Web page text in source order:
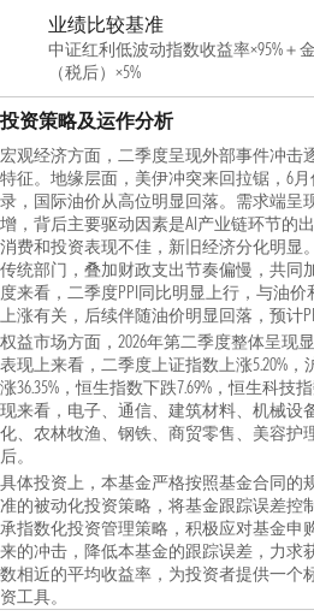
业绩比较基准
中证红利低波动指数收益率×95%＋
（税后）×5%
投资策略及运作分析
宏观经济方面，二季度呈现外部事件冲击
特征。地缘层面，美伊冲突来回拉锯，6
录，国际油价从高位明显回落。需求端呈
增，背后主要驱动因素是AI产业链环节的
消费和投资表现不佳，新旧经济分化明显
传统部门，叠加财政支出节奏偏慢，共同
度来看，二季度PPI同比明显上行，与油
上涨有关，后续伴随油价明显回落，预计
权益市场方面，2026年第二季度整体呈现
表现上来看，二季度上证指数上涨5.20%，
涨36.35%，恒生指数下跌7.69%，恒生科技
现来看，电子、通信、建筑材料、机械设
化、农林牧渔、钢铁、商贸零售、美容护
后。
具体投资上，本基金严格按照基金合同的
准的被动化投资策略，将基金跟踪误差控
承指数化投资管理策略，积极应对基金申
来的冲击，降低本基金的跟踪误差，力求
数相近的平均收益率，为投资者提供一个
资工具。